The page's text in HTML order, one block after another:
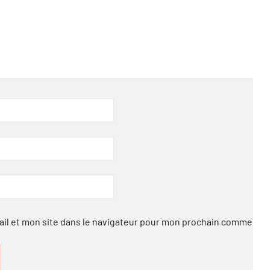
et mon site dans le navigateur pour mon prochain